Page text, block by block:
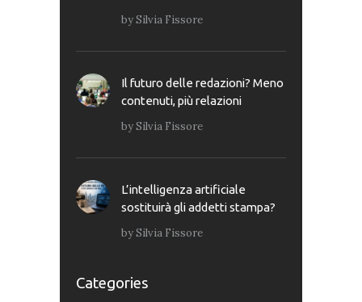
bySilvia Fissore
Il futuro delle redazioni? Meno
contenuti, più relazioni
bySilvia Fissore
L’intelligenza artificiale
sostituirà gli addetti stampa?
bySilvia Fissore
Categories